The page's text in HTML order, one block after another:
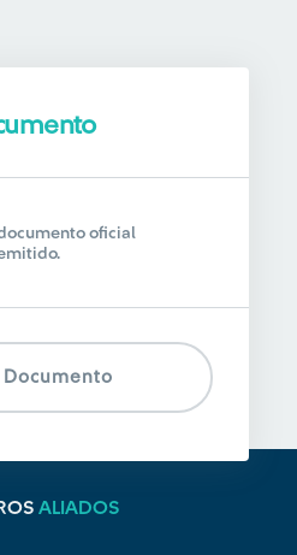
oficial
Documento
ALIADOS